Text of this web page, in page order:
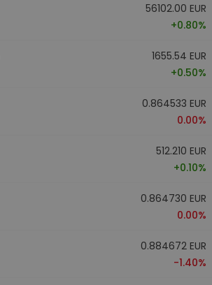
56102.00 EUR
+0.80%
1655.54 EUR
+0.50%
0.864533 EUR
0.00%
512.210 EUR
+0.10%
0.864730 EUR
0.00%
0.884672 EUR
-1.40%